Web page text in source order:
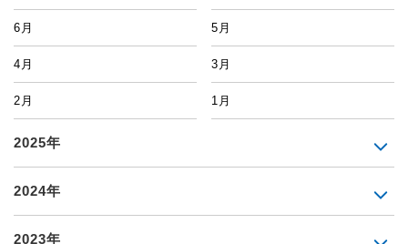
6月 5月
4月 3月
2月 1月
2025年
2024年
2023年